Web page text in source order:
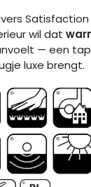
wil dat
— een
luxe brengt.